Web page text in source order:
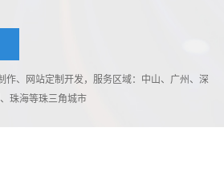
作、网站定制开发，服务区域：中山、广州、深
珠海等珠三角城市